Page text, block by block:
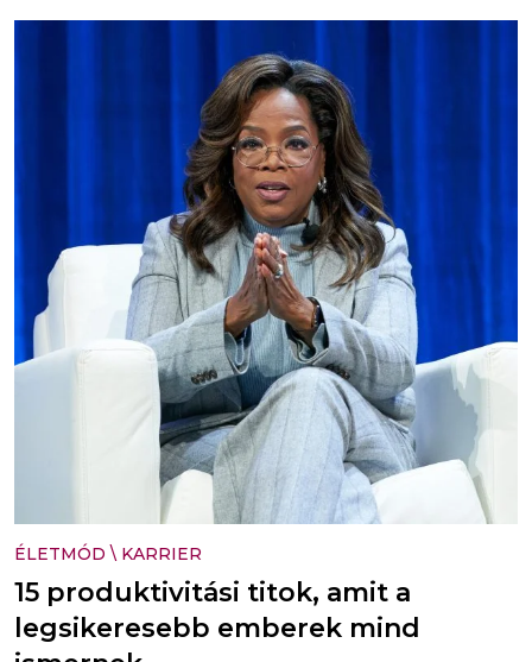
ÉLETMÓD \ KARRIER
15 produktivitási titok, amit a
legsikeresebb emberek mind